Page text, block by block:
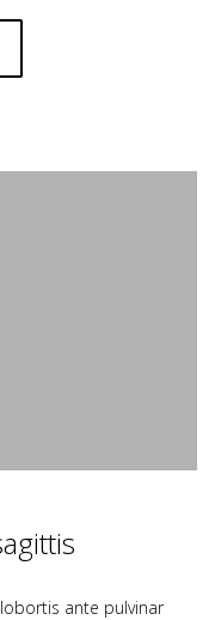
ante pulvinar